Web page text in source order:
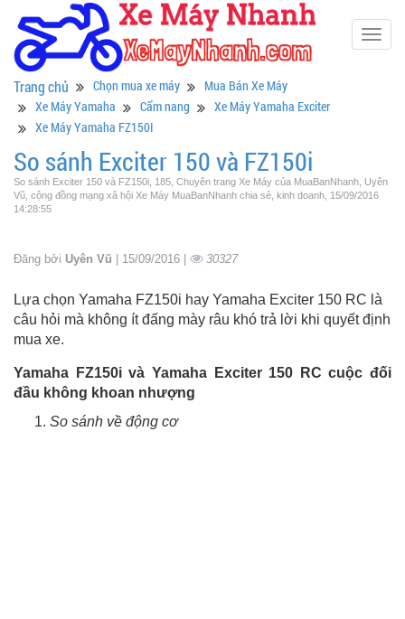
Trang chủ Chọn mua xe máy
Mua Bán Xe Máy
Xe Máy Yamaha
Cẩm nang
Xe Máy Yamaha Exciter
Xe Máy Yamaha FZ150I
So sánh Exciter 150 và FZ150i
So sánh Exciter 150 và FZ150i, 185, Chuyên trang Xe Máy của MuaBanNhanh, Uyên
Vũ, cộng đồng mạng xã hội Xe Máy MuaBanNhanh chia sẻ, kinh doanh, 15/09/2016
14:28:55
Đăng bởi Uyên Vũ | 15/09/2016 | 30327
Lựa chọn Yamaha FZ150i hay Yamaha Exciter 150 RC là
câu hỏi mà không ít đấng mày râu khó trả lời khi quyết định
mua xe.
Yamaha FZ150i và Yamaha Exciter 150 RC cuộc đối
đầu không khoan nhượng
So sánh về động cơ